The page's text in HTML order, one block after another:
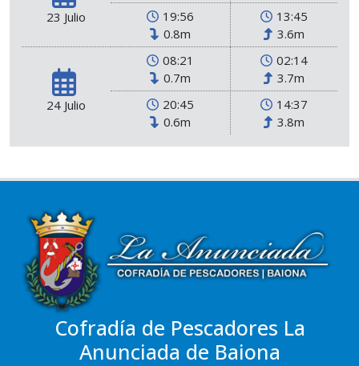
23 Julio
19:56
0.8m
13:45
3.6m
24 Julio
08:21
0.7m
02:14
3.7m
20:45
0.6m
14:37
3.8m
Cofradía de Pescadores La
Anunciada de Baiona